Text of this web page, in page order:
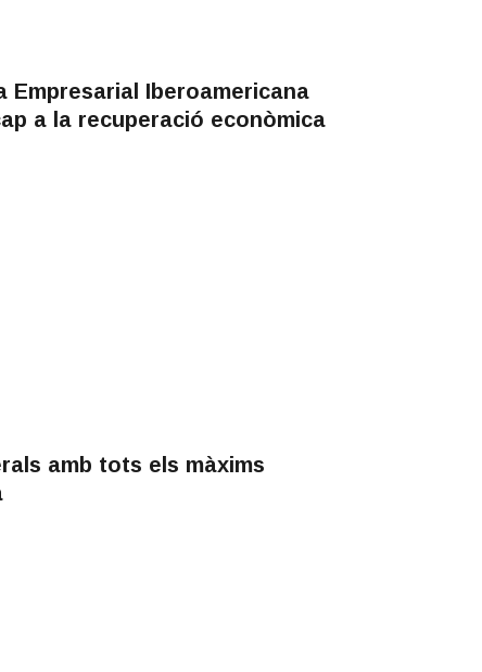
Empresarial Iberoamericana
a la recuperació econòmica
amb tots els màxims